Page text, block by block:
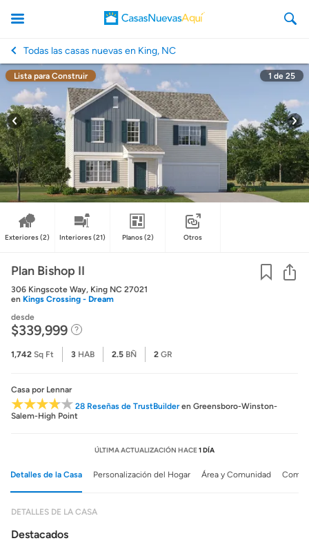
CasasNuevasAqui
Todas las casas nuevas en King, NC
Lista para Construir 1 de 25
Exteriores(2) Interiores(21) Planos(2) Otros
Plan Bishop II
306 Kingscote Way, King NC 27021
en Kings Crossing - Dream
desde
$339,999
1,742 Sq Ft 3 HAB 2.5 BÑ 2 GR
Casa por Lennar
28 Reseñas de TrustBuilderen Greensboro-Winston-
Salem-High Point
ÚLTIMA ACTUALIZACIÓN HACE1 DÍA
Detalles de la Casa Personalización del Hogar Área y Comunidad
DETALLES DE LA CASA
Destacados